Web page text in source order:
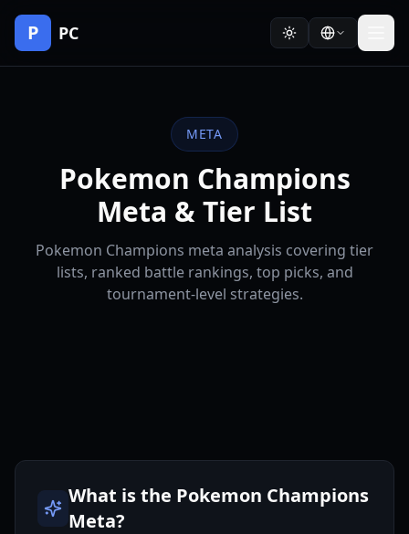
P PC
META
Pokemon Champions
Meta & Tier List
Pokemon Champions meta analysis covering tier
lists, ranked battle rankings, top picks, and
tournament-level strategies.
What is the Pokemon Champions
Meta?